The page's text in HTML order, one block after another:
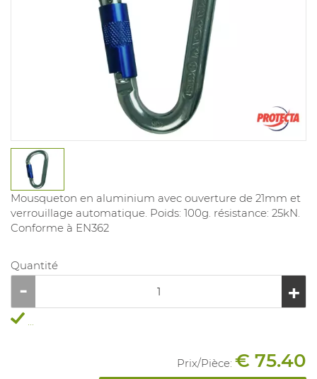
Mousqueton en aluminium avec ouverture de 21mm et
verrouillage automatique. Poids: 100g. résistance: 25kN.
Conforme à EN362
Quantité
...
Prix/Pièce: € 75.40